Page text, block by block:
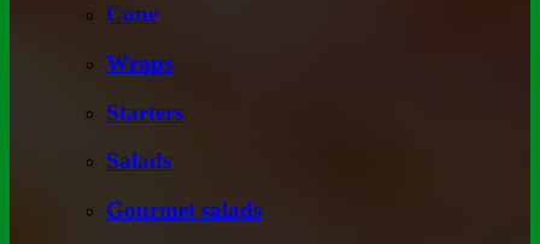
Cone
Wraps
Starters
Salads
Gourmet salads